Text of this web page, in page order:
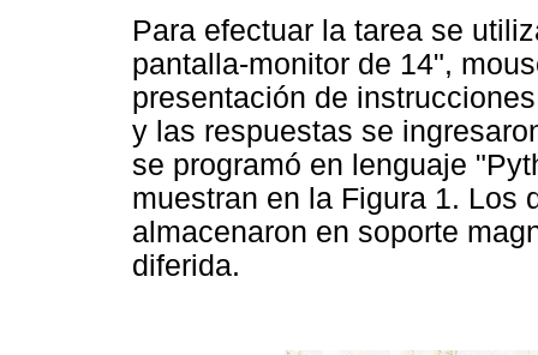
Para efectuar la tarea se
pantalla-monitor de 14",
presentación de
y las respuestas se
se programó en lenguaje
muestran en la Figura 1. Los
almacenaron en soporte
diferida.